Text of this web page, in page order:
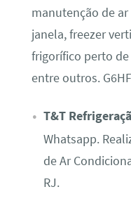
manutenção de
janela, freezer
frigorífico perto
entre outros.
T&T
Whatsapp.
de Ar
RJ.